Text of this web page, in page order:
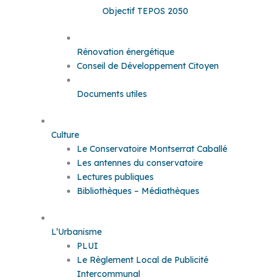
Objectif TEPOS 2050
Rénovation énergétique
Conseil de Développement Citoyen
Documents utiles
Culture
Le Conservatoire Montserrat Caballé
Les antennes du conservatoire
Lectures publiques
Bibliothèques – Médiathèques
L’Urbanisme
PLUI
Le Règlement Local de Publicité
Intercommunal